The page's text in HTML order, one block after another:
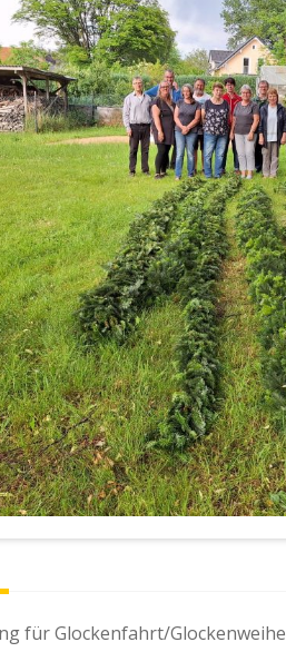
für Glockenfahrt/Glockenweihe